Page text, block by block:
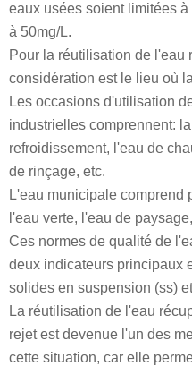
eaux usées soient limitées
à 50mg/L.
Pour la réutilisation de l'eau
considération est le lieu où
Les occasions d'utilisation
industrielles comprennent:
refroidissement, l'eau de
de rinçage, etc.
L'eau municipale comprend
l'eau verte, l'eau de
Ces normes de qualité de
deux indicateurs principaux
solides en suspension (ss)
La réutilisation de l'eau
rejet est devenue l'un des
cette situation, car elle